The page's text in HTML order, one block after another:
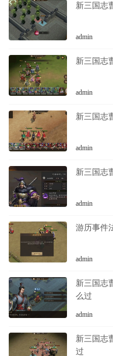
新三国志
admin
新三国志
admin
新三国志
admin
新三国志
admin
游历事件
admin
新三国志
么过
admin
新三国志
过